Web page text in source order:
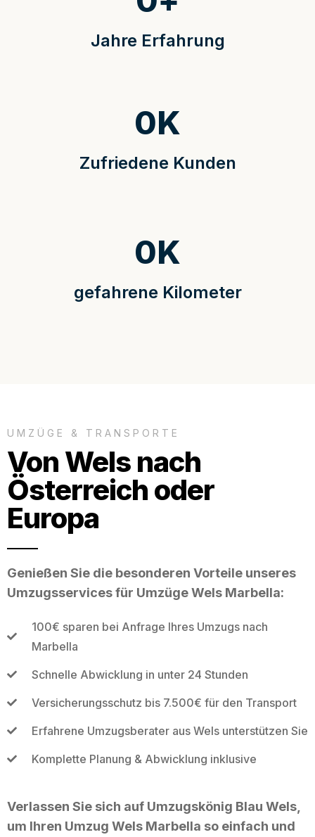
Jahre Erfahrung
Zufriedene Kunden
0K
gefahrene Kilometer
0K
UMZÜGE & TRANSPORTE
Von Wels nach
Österreich oder
Europa
Genießen Sie die besonderen Vorteile unseres
Umzugsservices für Umzüge Wels Marbella:
100€ sparen bei Anfrage Ihres Umzugs nach
Marbella
Schnelle Abwicklung in unter 24 Stunden
Versicherungsschutz bis 7.500€ für den Transport
Erfahrene Umzugsberater aus Wels unterstützen Sie
Komplette Planung & Abwicklung inklusive
Verlassen Sie sich auf Umzugskönig Blau Wels,
um Ihren Umzug Wels Marbella so einfach und